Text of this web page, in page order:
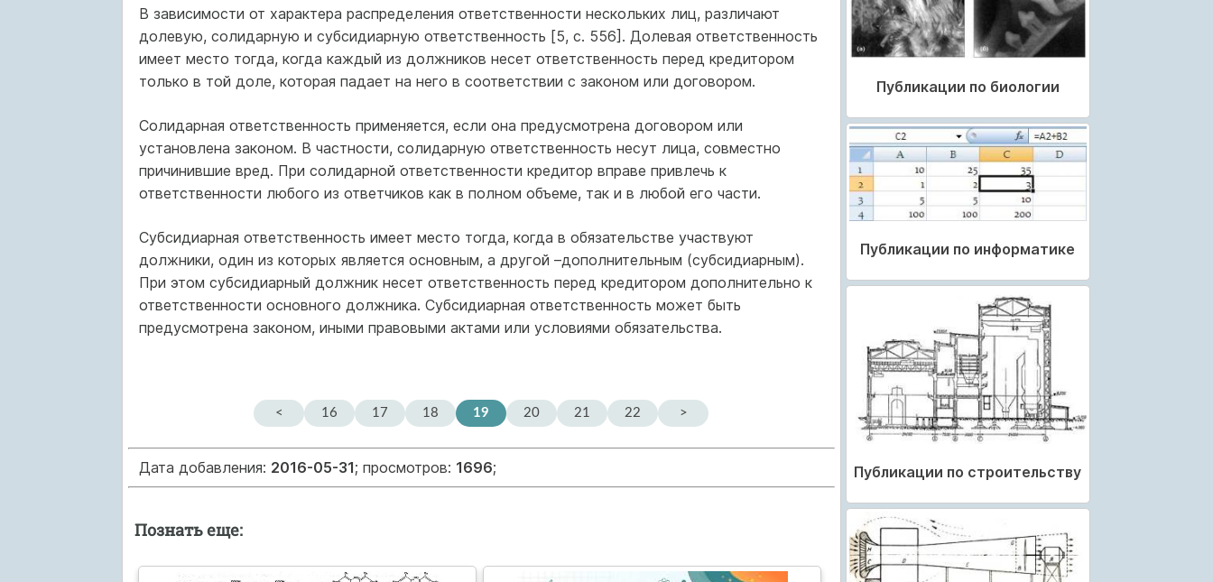
В зависимости от характера распределения ответственности нескольких лиц, различают
долевую, солидарную и субсидиарную ответственность [5, с. 556]. Долевая ответственность
имеет место тогда, когда каждый из должников несет ответственность перед кредитором
только в той доле, которая падает на него в соответствии с законом или договором.
Солидарная ответственность применяется, если она предусмотрена договором или
установлена законом. В частности, солидарную ответственность несут лица, совместно
причинившие вред. При солидарной ответственности кредитор вправе привлечь к
ответственности любого из ответчиков как в полном объеме, так и в любой его части.
Субсидиарная ответственность имеет место тогда, когда в обязательстве участвуют
должники, один из которых является основным, а другой –дополнительным (субсидиарным).
При этом субсидиарный должник несет ответственность перед кредитором дополнительно к
ответственности основного должника. Субсидиарная ответственность может быть
предусмотрена законом, иными правовыми актами или условиями обязательства.
< 16 17 18 19 20 21 22 >
Дата добавления: 2016-05-31; просмотров: 1696;
Познать еще:
Публикации по биологии
Публикации по информатике
Публикации по строительству